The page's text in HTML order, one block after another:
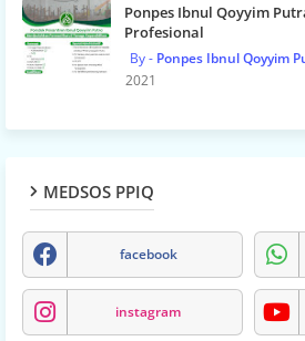
Ponpes Ibnul Qoyyim
Profesional
Ponpes Ibnul Qoyyim
2021
MEDSOS PPIQ
facebook
instagram